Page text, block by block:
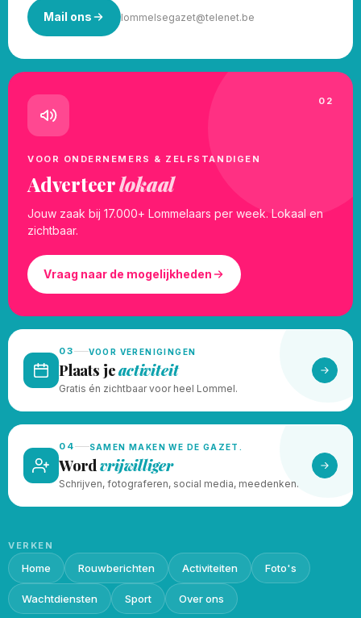
Mail ons lommelsegazet@telenet.be
02
VOOR ONDERNEMERS & ZELFSTANDIGEN
Adverteerlokaal
Jouw zaak bij 17.000+ Lommelaars per week. Lokaal en
zichtbaar.
Vraag naar de mogelijkheden
03 VOOR VERENIGINGEN
Plaats jeactiviteit
Gratis én zichtbaar voor heel Lommel.
04 SAMEN MAKEN WE DE GAZET.
Wordvrijwilliger
Schrijven, fotograferen, social media, meedenken.
VERKEN
Home Rouwberichten Activiteiten Foto's
Wachtdiensten Sport Over ons